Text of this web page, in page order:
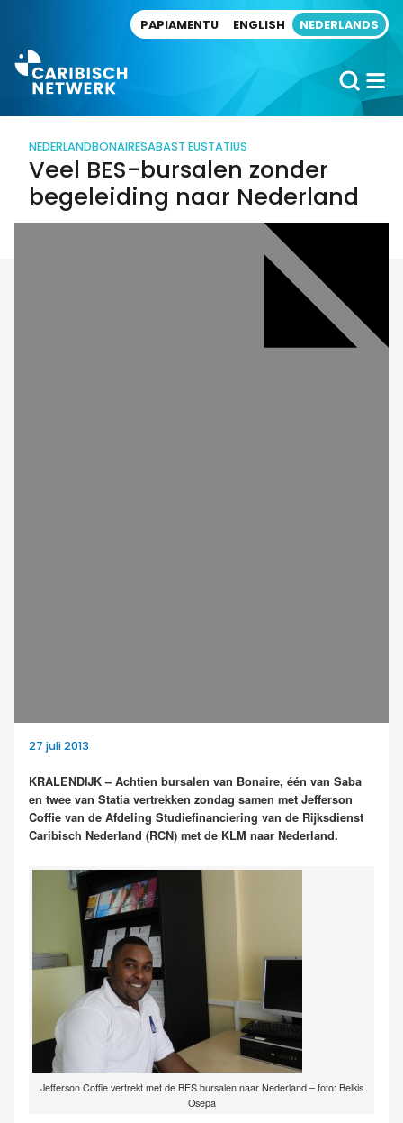
PAPIAMENTU ENGLISH NEDERLANDS
NEDERLANDBONAIRESABAST EUSTATIUS
Veel BES-bursalen zonder
begeleiding naar Nederland
27 juli 2013
KRALENDIJK – Achtien bursalen van Bonaire, één van Saba
en twee van Statia vertrekken zondag samen met Jefferson
Coffie van de Afdeling Studiefinanciering van de Rijksdienst
Caribisch Nederland (RCN) met de KLM naar Nederland.
Jefferson Coffie vertrekt met de BES bursalen naar Nederland – foto: Belkis
Osepa